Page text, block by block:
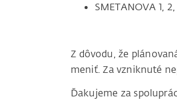
SMETANOVA 1,
Z dôvodu, že
meniť. Za vzniknuté
Ďakujeme za